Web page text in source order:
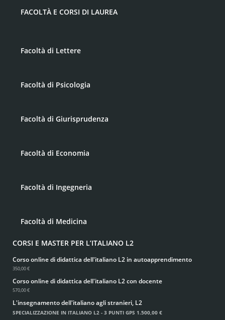
FACOLTÀ E CORSI DI LAUREA
Facoltà di Lettere
Facoltà di Psicologia
Facoltà di Giurisprudenza
Facoltà di Economia
Facoltà di Ingegneria
Facoltà di Medicina
CORSI E MASTER PER L’ITALIANO L2
Corso online di didattica dell'italiano L2 in autoapprendimento
350,00 €
Corso online di didattica dell'italiano L2 con docente
570,00 €
L'insegnamento dell'italiano agli stranieri, L2
SPECIALIZZAZIONE IN ITALIANO L2 - 3 PUNTI GPS 1.500,00 €